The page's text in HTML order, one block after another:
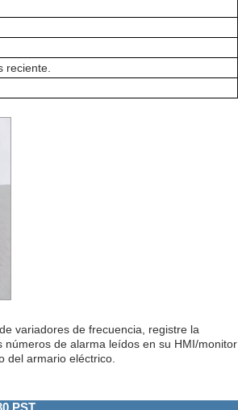
reciente.
variadores de frecuencia, registre la
de alarma leídos en su HMI/monitor
del armario eléctrico.
PST